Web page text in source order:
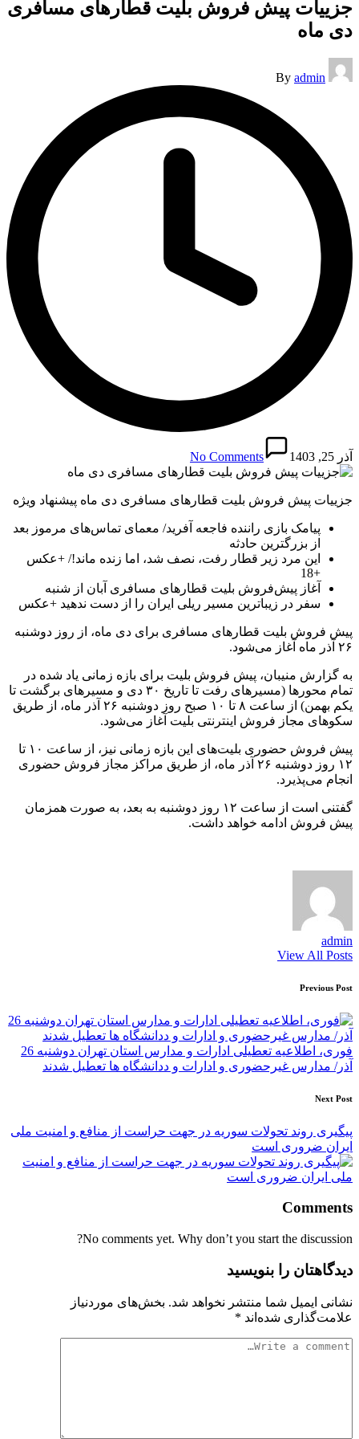
جزییات پیش فروش بلیت قطار‌های مسافری
دی ماه
Posted
by
By admin
آذر 25, 1403 No Comments
جزییات پیش فروش بلیت قطار‌های مسافری دی ماه پیشنهاد ویژه
پیامک بازی راننده فاجعه آفرید/ معمای تماس‌های مرموز بعد
از بزرگترین حادثه
این مرد زیر قطار رفت، نصف شد، اما زنده ماند!/ +عکس
+18
آغاز پیش‌فروش بلیت قطارهای مسافری آبان از شنبه
سفر در زیباترین مسیر ریلی ایران را از دست ندهید +عکس
پیش فروش بلیت قطارهای مسافری برای دی ماه، از روز دوشنبه
۲۶ آذر ماه آغاز می‌شود.
به گزارش منیبان، پیش فروش بلیت برای بازه زمانی یاد شده در
تمام محورها (مسیرهای رفت تا تاریخ ۳۰ دی و مسیرهای برگشت تا
یکم بهمن) از ساعت ۸ تا ۱۰ صبح روز دوشنبه ۲۶ آذر ماه، از طریق
سکوهای مجاز فروش اینترنتی بلیت آغاز می‌شود.
پیش فروش حضوری بلیت‌های این بازه زمانی نیز، از ساعت ۱۰ تا
۱۲ روز دوشنبه ۲۶ آذر ماه، از طریق مراکز مجاز فروش حضوری
انجام می‌پذیرد.
گفتنی است از ساعت ۱۲ روز دوشنبه به بعد، به صورت همزمان
پیش فروش ادامه خواهد داشت.
admin
View All Posts
Post
navigation
Previous Post
فوری، اطلاعیه تعطیلی ادارات و مدارس استان تهران دوشنبه 26
آذر/ مدارس غیرحضوری و ادارات و ددانشگاه ها تعطیل شدند
Next Post
پیگیری روند تحولات سوریه در جهت حراست از منافع و امنیت ملی
ایران ضروری است
Comments
No comments yet. Why don’t you start the discussion?
دیدگاهتان را بنویسید
نشانی ایمیل شما منتشر نخواهد شد. بخش‌های موردنیاز
علامت‌گذاری شده‌اند *